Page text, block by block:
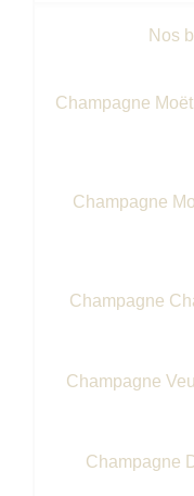
Nos
Champagne
Champagne
Champagne
Champagne
Champagne